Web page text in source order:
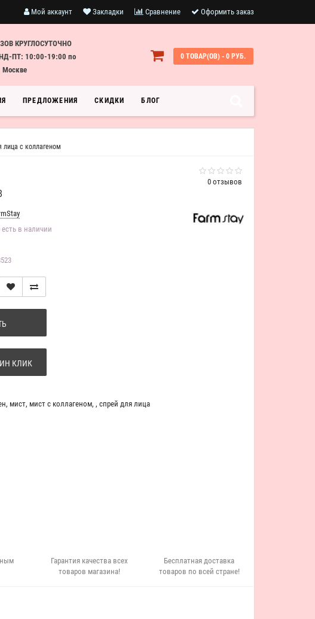
Мой аккаунт Закладки Сравнение Оформить заказ
КРУГЛОСУТОЧНО
ПТ: 10:00-19:00 по
Москве
0 ТОВАР(ОВ) - 0 РУБ.
ПРЕДЛОЖЕНИЯ СКИДКИ БЛОГ
с коллагеном
0 отзывов
есть в наличии
КЛИК
, мист, мист с коллагеном, , спрей для лица
Гарантия качества всех
товаров магазина!
Бесплатная доставка
товаров по всей стране!